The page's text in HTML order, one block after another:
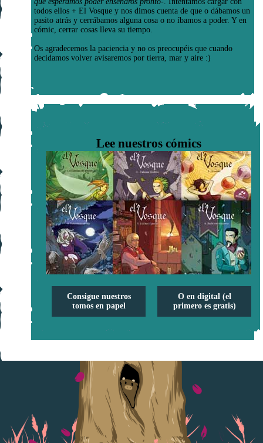
todos ellos + El Vosque y nos dimos cuenta de que o dábamos un
pasito atrás y cerrábamos alguna cosa o no íbamos a poder. Y en
cómic, cerrar cosas lleva su tiempo.
Os agradecemos la paciencia y no os preocupéis que cuando
decidamos volver avisaremos por tierra, mar y aire :)
Lee nuestros cómics
Consigue nuestros
tomos en papel
O en digital (el
primero es gratis)